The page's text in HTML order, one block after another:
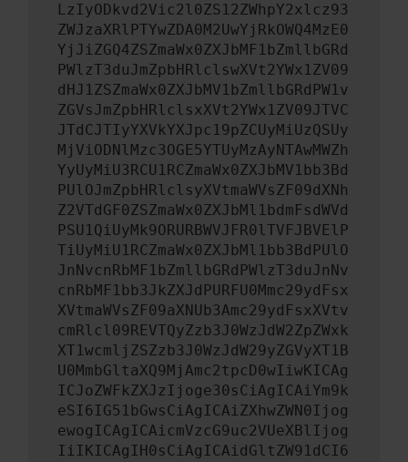
LzIyODkvd2Vic2l0ZS12ZWhpY2xlcz93
ZWJzaXRlPTYwZDA0M2UwYjRkOWQ4MzE0
YjJiZGQ4ZSZmaWx0ZXJbMF1bZmllbGRd
PWlzT3duJmZpbHRlclswXVt2YWx1ZV09
dHJ1ZSZmaWx0ZXJbMV1bZmllbGRdPW1v
ZGVsJmZpbHRlclsxXVt2YWx1ZV09JTVC
JTdCJTIyYXVkYXJpc19pZCUyMiUzQSUy
MjViODNlMzc3OGE5YTUyMzAyNTAwMWZh
YyUyMiU3RCU1RCZmaWx0ZXJbMV1bb3Bd
PUlOJmZpbHRlclsyXVtmaWVsZF09dXNh
Z2VTdGF0ZSZmaWx0ZXJbMl1bdmFsdWVd
PSU1QiUyMk9ORURBWVJFR0lTVFJBVElP
TiUyMiU1RCZmaWx0ZXJbMl1bb3BdPUlO
JnNvcnRbMF1bZmllbGRdPWlzT3duJnNv
cnRbMF1bb3JkZXJdPURFU0Mmc29ydFsx
XVtmaWVsZF09aXNUb3Amc29ydFsxXVtv
cmRlcl09REVTQyZzb3J0WzJdW2ZpZWxk
XT1wcmljZSZzb3J0WzJdW29yZGVyXT1B
U0MmbGltaXQ9MjAmc2tpcD0wIiwKICAg
ICJoZWFkZXJzIjoge30sCiAgICAiYm9k
eSI6IG51bGwsCiAgICAiZXhwZWN0Ijog
ewogICAgICAicmVzcG9uc2VUeXBlIjog
IiIKICAgIH0sCiAgICAidGltZW91dCI6